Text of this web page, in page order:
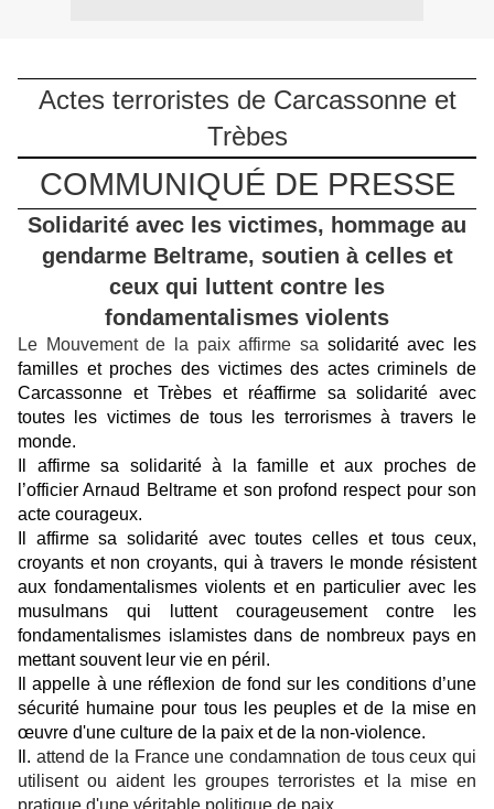
Actes terroristes de Carcassonne et
Trèbes
COMMUNIQUÉ DE PRESSE
Solidarité avec les victimes, hommage au
gendarme Beltrame, soutien à celles et
ceux qui luttent contre les
fondamentalismes violents
Le Mouvement de la paix affirme sa solidarité avec les
familles et proches des victimes des actes criminels de
Carcassonne et Trèbes et réaffirme sa solidarité avec
toutes les victimes de tous les terrorismes à travers le
monde.
Il affirme sa solidarité à la famille et aux proches de
l’officier Arnaud Beltrame et son profond respect pour son
acte courageux.
Il affirme sa solidarité avec toutes celles et tous ceux,
croyants et non croyants, qui à travers le monde résistent
aux fondamentalismes violents et en particulier avec les
musulmans qui luttent courageusement contre les
fondamentalismes islamistes dans de nombreux pays en
mettant souvent leur vie en péril.
Il appelle à une réflexion de fond sur les conditions d’une
sécurité humaine pour tous les peuples etde la mise en
œuvre d'une culture de la paix et de la non-violence.
Il. attend de la France une condamnation de tous ceux qui
utilisent ou aident les groupes terroristes et la mise en
pratique d'une véritable politique de paix